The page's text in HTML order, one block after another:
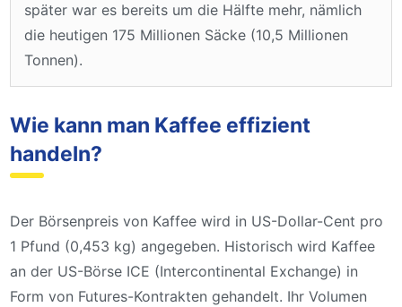
später war es bereits um die Hälfte mehr, nämlich
die heutigen 175 Millionen Säcke (10,5 Millionen
Tonnen).
Wie kann man Kaffee effizient
handeln?
Der Börsenpreis von Kaffee wird in US-Dollar-Cent pro
1 Pfund (0,453 kg) angegeben. Historisch wird Kaffee
an der US-Börse ICE (Intercontinental Exchange) in
Form von Futures-Kontrakten gehandelt. Ihr Volumen